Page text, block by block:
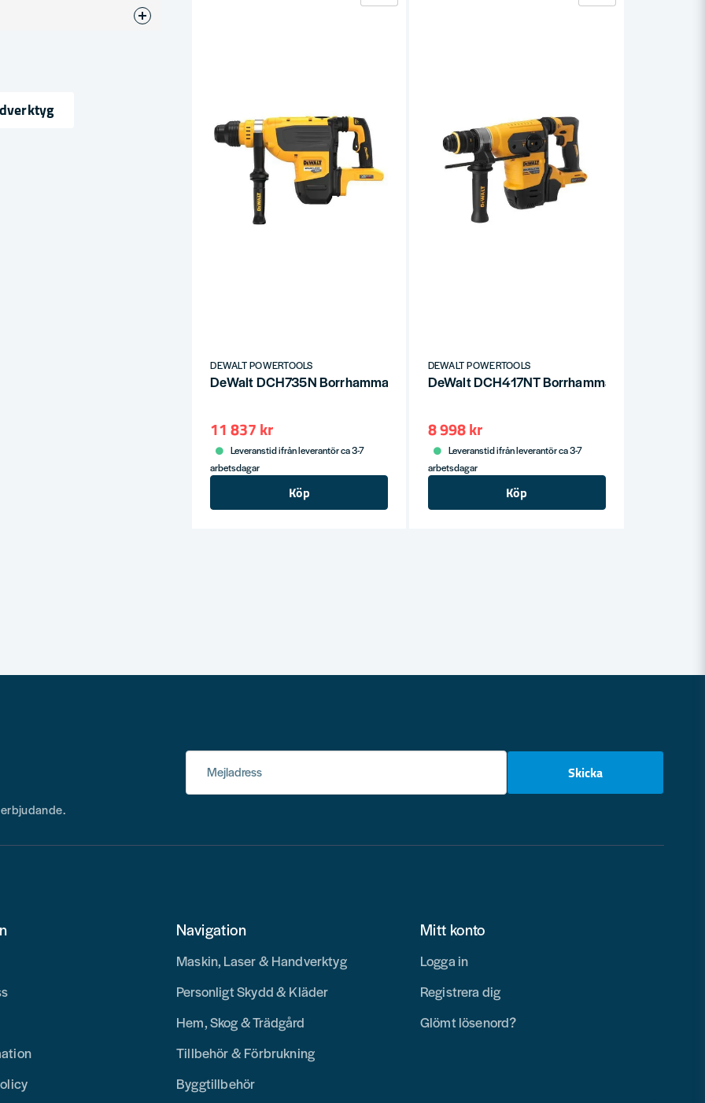
DEWALT POWERTOOLS
DeWalt DCH735N Borrhammare 54V SDS-Max (utan batteri)
11 837 kr
Leveranstid ifrån leverantör ca 3-7
arbetsdagar
Köp
DEWALT POWERTOOLS
DeWalt DCH417NT Borrhammare 54V SDS-
8 998 kr
Leveranstid ifrån leverantör ca 3-7
arbetsdagar
Köp
Mejladress Skicka
Navigation
Maskin, Laser & Handverktyg
Personligt Skydd & Kläder
Hem, Skog & Trädgård
Tillbehör & Förbrukning
Byggtillbehör
Mitt konto
Logga in
Registrera dig
Glömt lösenord?